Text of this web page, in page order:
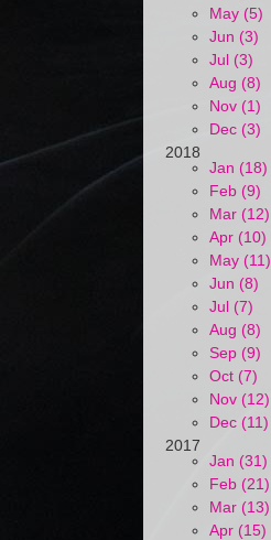
May (5)
Jun (3)
Jul (3)
Aug (8)
Nov (1)
Dec (3)
2018
Jan (18)
Feb (9)
Mar (12)
Apr (10)
May (11)
Jun (8)
Jul (7)
Aug (8)
Sep (9)
Oct (7)
Nov (12)
Dec (11)
2017
Jan (31)
Feb (21)
Mar (13)
Apr (15)